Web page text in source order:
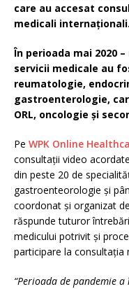
care au accesat
medicali internaționali.
În perioada mai 2020
servicii medicale au
reumatologie,
gastroenterologie,
ORL, oncologie și
Pe WPK Online
consultații video
din peste 20 de
gastroenteorologie și
coordonat și organizat
răspunde tuturor
medicului potrivit și
participare la consultația
“Perioada de pandemie